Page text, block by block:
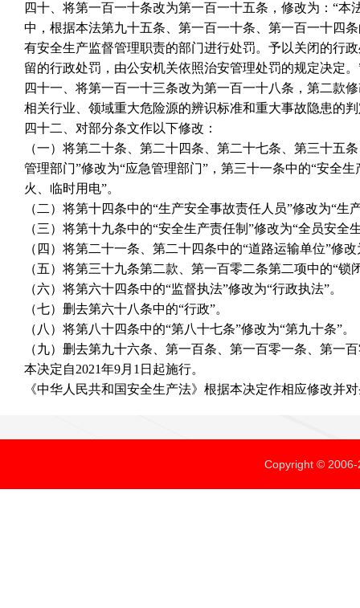
四十、将第一百一十条改为第一百一十五条，修改为：“
中，根据本法第九十五条、第一百一十条、第一百一十四
有安全生产监督管理职责的部门进行处罚。予以关闭的行
留的行政处罚，由公安机关依照治安管理处罚的规定决定。
四十一、将第一百一十三条改为第一百一十八条，第二款
相关行业、领域重大危险源的辨识标准和重大事故隐患的
四十二、对部分条文作以下修改：
（一）将第二十条、第二十四条、第二十七条、第三十五
管理部门”修改为“应急管理部门”，第三十一条中的“安全
火、临时用电”。
（二）将第十四条中的“生产安全事故责任人员”修改为“生
（三）将第十九条中的“安全生产责任制”修改为“全员安全
（四）将第二十一条、第二十四条中的“道路运输单位”修
（五）将第三十九条第二款、第一百零二条第二项中的“
（六）将第六十四条中的“监督执法”修改为“行政执法”。
（七）删去第六十八条中的“行政”。
（八）将第八十四条中的“第八十七条”修改为“第九十条”。
（九）删去第九十六条、第一百条、第一百零一条、第一
本决定自2021年9月1日起施行。
《中华人民共和国安全生产法》根据本决定作相应修改并
Copyright ©